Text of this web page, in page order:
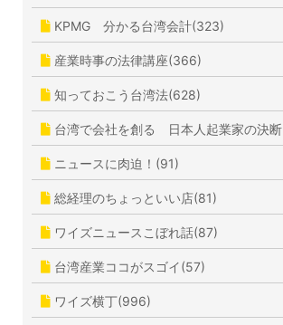
KPMG 分かる台湾会計(323)
産業時事の法律講座(366)
知っておこう台湾法(628)
台湾で会社を創る 日本人起業家の決
ニュースに肉迫！(91)
総経理のちょっといい店(81)
ワイズニュースこぼれ話(87)
台湾産業ココがスゴイ(57)
ワイズ横丁(996)